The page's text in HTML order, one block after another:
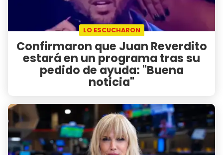
LO ESCUCHARON
Confirmaron que Juan Reverdito
estará en un programa tras su
pedido de ayuda: "Buena
noticia"